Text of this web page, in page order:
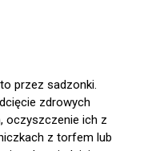
przez sadzonki.
zdrowych
oczyszczenie ich z
z torfem lub